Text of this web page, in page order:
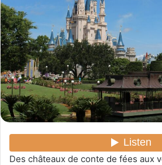
u
n
c
o
u
r
r
i
e
l
Des châteaux de conte de fées aux